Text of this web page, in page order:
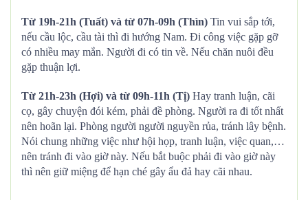
Từ 19h-21h (Tuất) và từ 07h-09h (Thìn) Tin vui sắp tới,
nếu cầu lộc, cầu tài thì đi hướng Nam. Đi công việc gặp gỡ
có nhiều may mắn. Người đi có tin về. Nếu chăn nuôi đều
gặp thuận lợi.
Từ 21h-23h (Hợi) và từ 09h-11h (Tị) Hay tranh luận, cãi
cọ, gây chuyện đói kém, phải đề phòng. Người ra đi tốt nhất
nên hoãn lại. Phòng người người nguyền rủa, tránh lây bệnh.
Nói chung những việc như hội họp, tranh luận, việc quan,…
nên tránh đi vào giờ này. Nếu bắt buộc phải đi vào giờ này
thì nên giữ miệng để hạn ché gây ẩu đả hay cãi nhau.